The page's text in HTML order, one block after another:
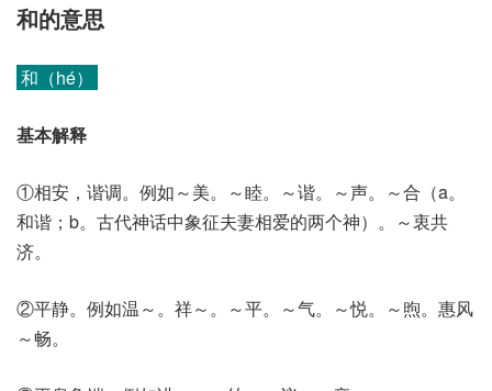
和的意思
和（hé）
基本解释
①相安，谐调。例如～美。～睦。～谐。～声。～合（a。
和谐；b。古代神话中象征夫妻相爱的两个神）。～衷共
济。
②平静。例如温～。祥～。～平。～气。～悦。～煦。惠风
～畅。